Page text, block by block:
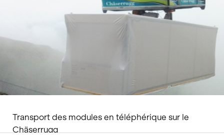
Transport des modules en téléphérique sur le
Chäserrugg